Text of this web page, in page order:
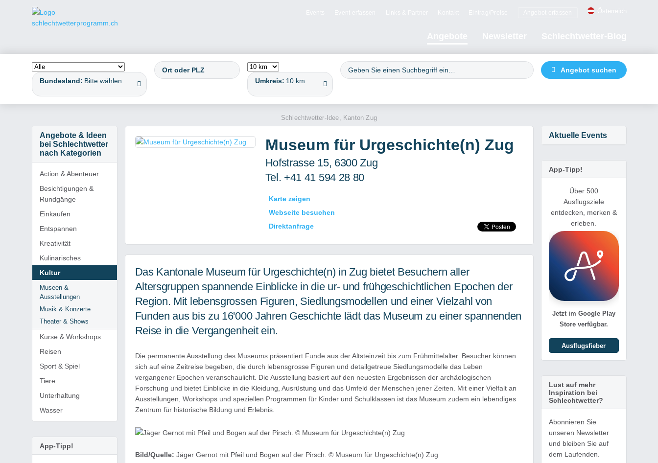
Bundesland: Bitte wählen Umkreis: 10 km
Angebote & Ideen
bei Schlechtwetter
nach Kategorien
Action & Abenteuer
Besichtigungen &
Rundgänge
Einkaufen
Entspannen
Kreativität
Kulinarisches
Kultur
Museen &
Ausstellungen
Musik & Konzerte
Theater & Shows
Kurse & Workshops
Reisen
Sport & Spiel
Tiere
Unterhaltung
Wasser
App-Tipp!
Schlechtwetter-Idee, Kanton Zug
Museum für Urgeschichte(n) Zug
Hofstrasse 15, 6300 Zug
Tel. +41 41 594 28 80
Karte zeigen
Webseite besuchen
Direktanfrage
Das Kantonale Museum für Urgeschichte(n) in Zug bietet Besuchern aller
Altersgruppen spannende Einblicke in die ur- und frühgeschichtlichen Epochen der
Region. Mit lebensgrossen Figuren, Siedlungsmodellen und einer Vielzahl von
Funden aus bis zu 16'000 Jahren Geschichte lädt das Museum zu einer spannenden
Reise in die Vergangenheit ein.
Die permanente Ausstellung des Museums präsentiert Funde aus der Altsteinzeit bis zum Frühmittelalter. Besucher können
sich auf eine Zeitreise begeben, die durch lebensgrosse Figuren und detailgetreue Siedlungsmodelle das Leben
vergangener Epochen veranschaulicht. Die Ausstellung basiert auf den neuesten Ergebnissen der archäologischen
Forschung und bietet Einblicke in die Kleidung, Ausrüstung und das Umfeld der Menschen jener Zeiten. Mit einer Vielfalt an
Ausstellungen, Workshops und speziellen Programmen für Kinder und Schulklassen ist das Museum zudem ein lebendiges
Zentrum für historische Bildung und Erlebnis.
Bild/Quelle: Jäger Gernot mit Pfeil und Bogen auf der Pirsch. © Museum für Urgeschichte(n) Zug
Aktuelle Events
App-Tipp!
Über 500
Ausflugsziele
entdecken, merken &
erleben.
Jetzt im Google Play
Store verfügbar.
Ausflugsfieber
Lust auf mehr
Inspiration bei
Schlechtwetter?
Abonnieren Sie
unseren Newsletter
und bleiben Sie auf
dem Laufenden.